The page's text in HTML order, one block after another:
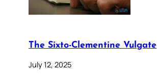
The Sixto-Clementine Vulgate
July 12, 2025